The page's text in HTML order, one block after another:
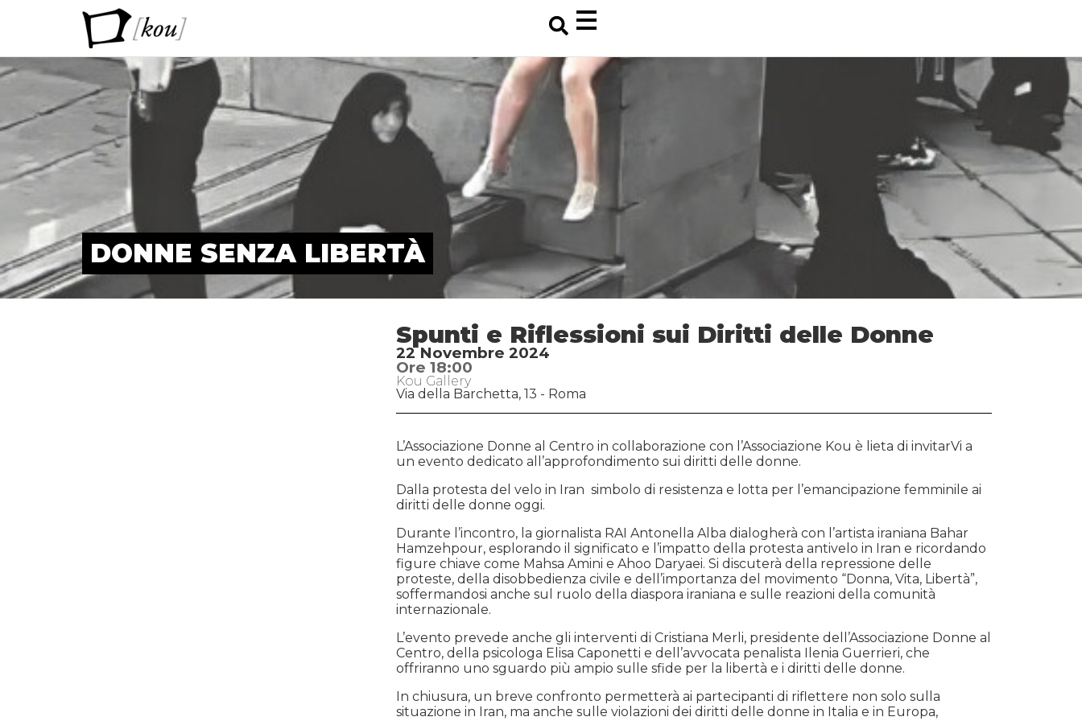
DONNE SENZA LIBERTÀ
Spunti e Riflessioni sui Diritti delle Donne
22 Novembre 2024
Ore 18:00
Kou Gallery
Via della Barchetta, 13 - Roma
L’Associazione Donne al Centro in collaborazione con l’Associazione Kou è lieta di invitarVi a
un evento dedicato all’approfondimento sui diritti delle donne.
Dalla protesta del velo in Iran simbolo di resistenza e lotta per l’emancipazione femminile ai
diritti delle donne oggi.
Durante l’incontro, la giornalista RAI Antonella Alba dialogherà con l’artista iraniana Bahar
Hamzehpour, esplorando il significato e l’impatto della protesta antivelo in Iran e ricordando
figure chiave come Mahsa Amini e Ahoo Daryaei. Si discuterà della repressione delle
proteste, della disobbedienza civile e dell’importanza del movimento “Donna, Vita, Libertà”,
soffermandosi anche sul ruolo della diaspora iraniana e sulle reazioni della comunità
internazionale.
L’evento prevede anche gli interventi di Cristiana Merli, presidente dell’Associazione Donne al
Centro, della psicologa Elisa Caponetti e dell’avvocata penalista Ilenia Guerrieri, che
offriranno uno sguardo più ampio sulle sfide per la libertà e i diritti delle donne.
In chiusura, un breve confronto permetterà ai partecipanti di riflettere non solo sulla
situazione in Iran, ma anche sulle violazioni dei diritti delle donne in Italia e in Europa,